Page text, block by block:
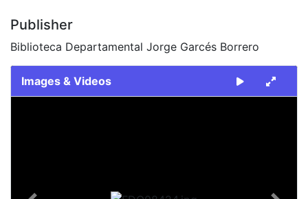
Publisher
Biblioteca Departamental Jorge Garcés Borrero
Images & Videos